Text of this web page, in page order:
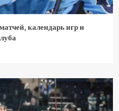
календарь игр и